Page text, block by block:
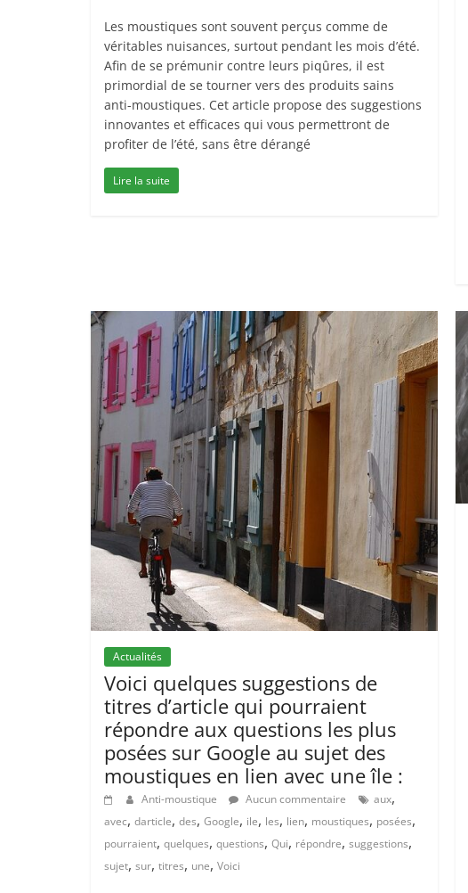
Les moustiques sont souvent perçus comme de
véritables nuisances, surtout pendant les mois d’été.
Afin de se prémunir contre leurs piqûres, il est
primordial de se tourner vers des produits sains
anti-moustiques. Cet article propose des suggestions
innovantes et efficaces qui vous permettront de
profiter de l’été, sans être dérangé
Lire la suite
Actualités
Voici quelques suggestions de
titres d’article qui pourraient
répondre aux questions les plus
posées sur Google au sujet des
moustiques en lien avec une île :
Anti-moustique Aucun commentaire aux,
avec, darticle, des, Google, ile, les, lien, moustiques, posées,
pourraient, quelques, questions, Qui, répondre, suggestions,
sujet, sur, titres, une, Voici